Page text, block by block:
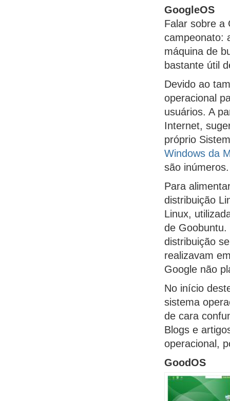
GoogleOS
Falar sobre a
campeonato:
máquina de
bastante útil
Devido ao
operacional
usuários. A
Internet,
próprio
Windows da
são inúmeros.
Para
distribuição
Linux,
de
distribuição
realizavam
Google não
No início
sistema
de cara
Blogs e
operacional,
GoodOS